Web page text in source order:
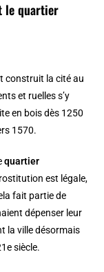
lequartier
construit la cité au
et ruelles s’y
en bois dès 1250
1570.
quartier
est légale,
fait partie de
dépenser leur
la ville désormais
siècle.